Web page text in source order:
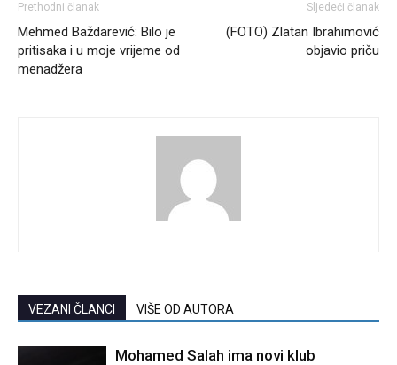
Prethodni članak
Mehmed Baždarević: Bilo je
pritisaka i u moje vrijeme od
menadžera
Sljedeći članak
(FOTO) Zlatan Ibrahimović
objavio priču
VEZANI ČLANCI VIŠE OD AUTORA
Mohamed Salah ima novi klub